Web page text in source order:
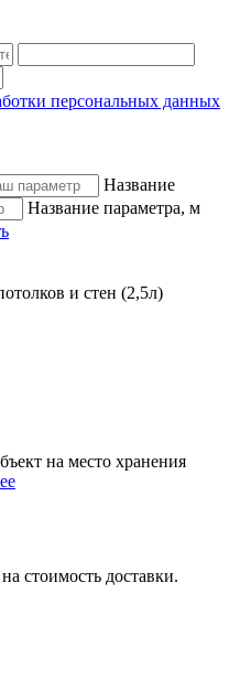
персональных данных
Название
Название параметра, м
и стен (2,5л)
на место хранения
стоимость доставки.